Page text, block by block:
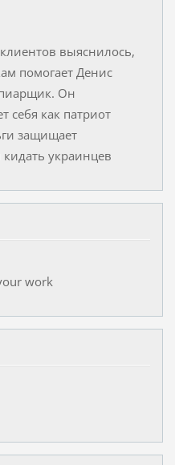
выяснилось,
помогает Денис
Он
себя как патриот
защищает
украинцев
work